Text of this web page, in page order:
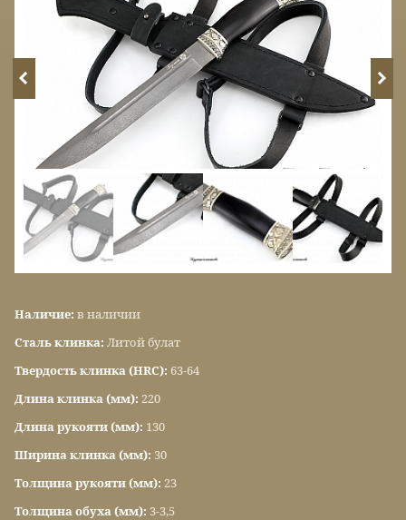
Наличие: в наличии
Сталь клинка: Литой булат
Твердость клинка (HRC): 63-64
Длина клинка (мм): 220
Длина рукояти (мм): 130
Ширина клинка (мм): 30
Толщина рукояти (мм): 23
Толщина обуха (мм): 3-3,5